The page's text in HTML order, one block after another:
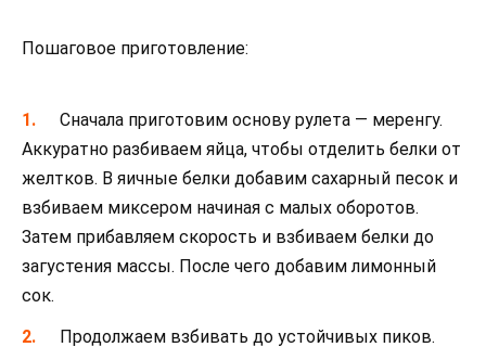
Пошаговое приготовление:
Сначала приготовим основу рулета — меренгу.
Аккуратно разбиваем яйца, чтобы отделить белки от
желтков. В яичные белки добавим сахарный песок и
взбиваем миксером начиная с малых оборотов.
Затем прибавляем скорость и взбиваем белки до
загустения массы. После чего добавим лимонный
сок.
Продолжаем взбивать до устойчивых пиков.